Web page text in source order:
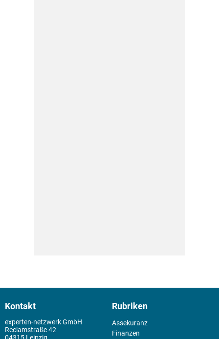
Kontakt
experten-netzwerk GmbH
Reclamstraße 42
04315 Leipzig
Rubriken
Assekuranz
Finanzen